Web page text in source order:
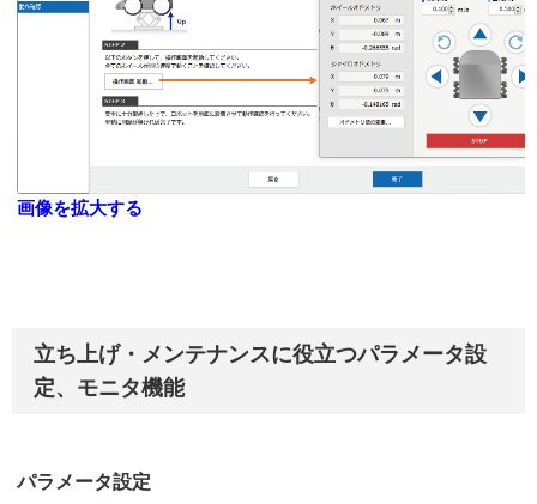
画像を拡大する
立ち上げ・メンテナンスに役立つパラメータ設
定、モニタ機能
パラメータ設定